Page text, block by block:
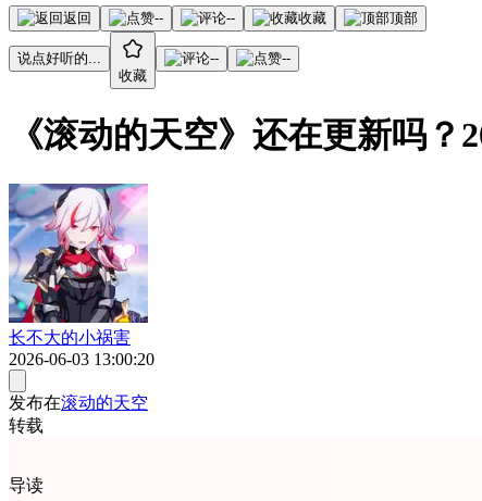
返回 -- -- 收藏 顶部
说点好听的...
收藏
-- --
《滚动的天空》还在更新吗
长不大的小祸害
2026-06-03 13:00:20
发布在滚动的天空
转载
导读